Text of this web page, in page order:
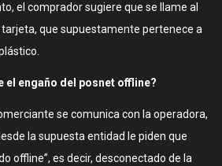
el comprador sugiere que se llame al
que supuestamente pertenece a
el engaño del posnet offline?
se comunica con la operadora,
la supuesta entidad le piden que
offline”, es decir, desconectado de la